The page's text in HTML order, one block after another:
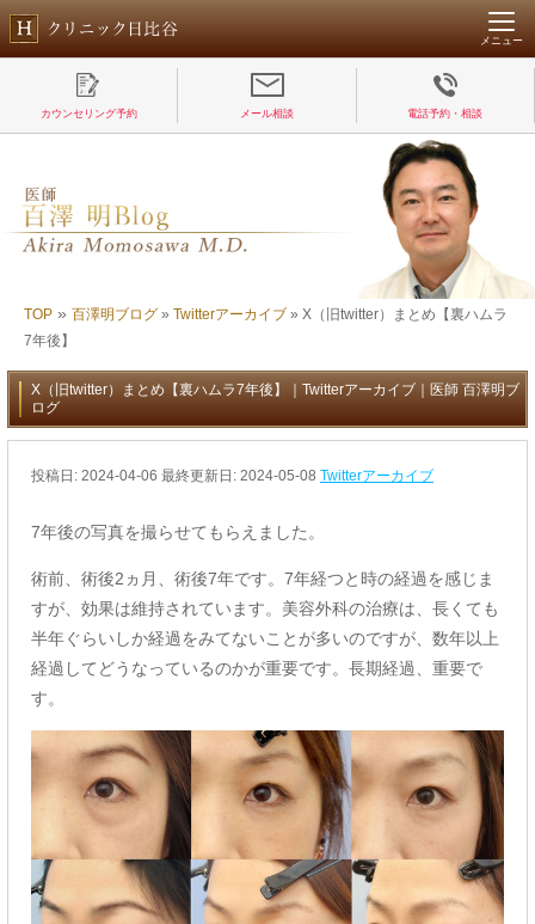
メニュー
カウンセリング予約 メール相談 電話予約・相談
TOP » 百澤明ブログ » Twitterアーカイブ » X（旧twitter）まとめ【裏ハムラ
7年後】
X（旧twitter）まとめ【裏ハムラ7年後】｜Twitterアーカイブ｜医師 百澤明ブ
ログ
投稿日: 2024-04-06 最終更新日: 2024-05-08 Twitterアーカイブ
7年後の写真を撮らせてもらえました。
術前、術後2ヵ月、術後7年です。7年経つと時の経過を感じま
すが、効果は維持されています。美容外科の治療は、長くても
半年ぐらいしか経過をみてないことが多いのですが、数年以上
経過してどうなっているのかが重要です。長期経過、重要で
す。